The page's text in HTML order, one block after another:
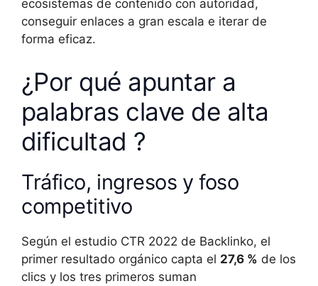
ecosistemas de contenido con autoridad,
conseguir enlaces a gran escala e iterar de
forma eficaz.
¿Por qué apuntar a
palabras clave de alta
dificultad ?
Tráfico, ingresos y foso
competitivo
Según el estudio CTR 2022 de Backlinko, el
primer resultado orgánico capta el 27,6 % de los
clics y los tres primeros suman